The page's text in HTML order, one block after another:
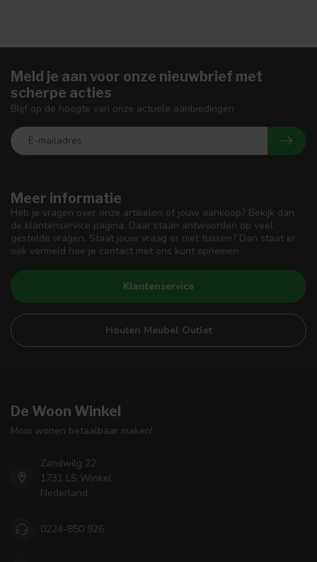
Meer informatie
Heb je vragen over onze artikelen of jouw aankoop? Bekijk dan
de klantenservice pagina. Daar staan antwoorden op veel
gestelde vragen. Staat jouw vraag er niet tussen? Dan staat er
ook vermeld hoe je contact met ons kunt opnemen.
Klantenservice
Houten Meubel Outlet
Meld je aan voor onze nieuwbrief met
scherpe acties
Blijf op de hoogte van onze actuele aanbiedingen
De Woon Winkel
Mooi wonen betaalbaar maken!
Zandwilg 22
1731 LS Winkel
Nederland
0224-850 926